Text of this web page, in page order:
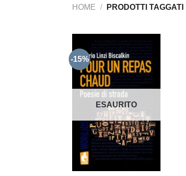
HOME / PRODOTTI
-15%
Aggiungi
alla lista
ESAURITO